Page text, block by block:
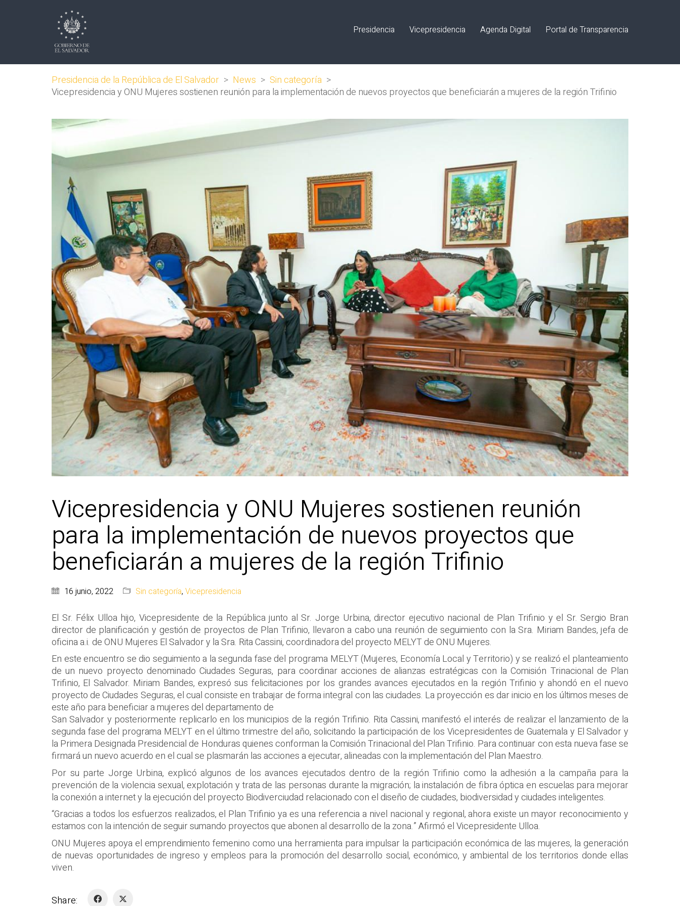
Presidencia Vicepresidencia Agenda Digital Portal de Transparencia
Presidencia de la República de El Salvador > News > Sin categoría >
Vicepresidencia y ONU Mujeres sostienen reunión para la implementación de nuevos proyectos que beneficiarán a mujeres de la región Trifinio
Vicepresidencia y ONU Mujeres sostienen reunión
para la implementación de nuevos proyectos que
beneficiarán a mujeres de la región Trifinio
16 junio, 2022 Sin categoría, Vicepresidencia
El Sr. Félix Ulloa hijo, Vicepresidente de la República junto al Sr. Jorge Urbina, director ejecutivo nacional de Plan Trifinio y el Sr. Sergio Bran
director de planificación y gestión de proyectos de Plan Trifinio, llevaron a cabo una reunión de seguimiento con la Sra. Miriam Bandes, jefa de
oficina a.i. de ONU Mujeres El Salvador y la Sra. Rita Cassini, coordinadora del proyecto MELYT de ONU Mujeres.
En este encuentro se dio seguimiento a la segunda fase del programa MELYT (Mujeres, Economía Local y Territorio) y se realizó el planteamiento
de un nuevo proyecto denominado Ciudades Seguras, para coordinar acciones de alianzas estratégicas con la Comisión Trinacional de Plan
Trifinio, El Salvador. Miriam Bandes, expresó sus felicitaciones por los grandes avances ejecutados en la región Trifinio y ahondó en el nuevo
proyecto de Ciudades Seguras, el cual consiste en trabajar de forma integral con las ciudades. La proyección es dar inicio en los últimos meses de
este año para beneficiar a mujeres del departamento de
San Salvador y posteriormente replicarlo en los municipios de la región Trifinio. Rita Cassini, manifestó el interés de realizar el lanzamiento de la
segunda fase del programa MELYT en el último trimestre del año, solicitando la participación de los Vicepresidentes de Guatemala y El Salvador y
la Primera Designada Presidencial de Honduras quienes conforman la Comisión Trinacional del Plan Trifinio. Para continuar con esta nueva fase se
firmará un nuevo acuerdo en el cual se plasmarán las acciones a ejecutar, alineadas con la implementación del Plan Maestro.
Por su parte Jorge Urbina, explicó algunos de los avances ejecutados dentro de la región Trifinio como la adhesión a la campaña para la
prevención de la violencia sexual, explotación y trata de las personas durante la migración; la instalación de fibra óptica en escuelas para mejorar
la conexión a internet y la ejecución del proyecto Biodiverciudad relacionado con el diseño de ciudades, biodiversidad y ciudades inteligentes.
“Gracias a todos los esfuerzos realizados, el Plan Trifinio ya es una referencia a nivel nacional y regional, ahora existe un mayor reconocimiento y
estamos con la intención de seguir sumando proyectos que abonen al desarrollo de la zona.” Afirmó el Vicepresidente Ulloa.
ONU Mujeres apoya el emprendimiento femenino como una herramienta para impulsar la participación económica de las mujeres, la generación
de nuevas oportunidades de ingreso y empleos para la promoción del desarrollo social, económico, y ambiental de los territorios donde ellas
viven.
Share: